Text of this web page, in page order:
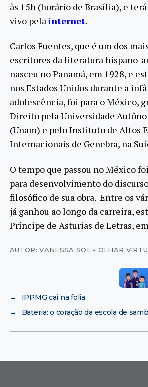
às 15h (horário de Brasília), e
vivo pelainternet.
Carlos Fuentes, que é um dos
escritores da literatura hispano-
nasceu no Panamá, em 1928, e
nos Estados Unidos durante a
adolescência, foi para o México,
Direito pela Universidade
(Unam) e pelo Instituto de Altos
Internacionais de Genebra, na
O tempo que passou no México
para desenvolvimento do
filosófico de sua obra. Entre os
já ganhou ao longo da carreira,
Príncipe de Asturias de Letras,
AUTOR: VANESSA SOL - OLHAR
←
IPPMG cai na folia
→
Bateria: o coração da escola de